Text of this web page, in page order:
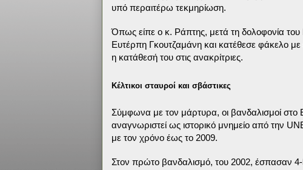
υπό περαιτέρω τεκμηρίωση.
Όπως είπε ο κ. Ράπτης, μετά τη δολοφονία
Ευτέρπη Γκουτζαμάνη και κατέθεσε φάκελο
η κατάθεσή του στις ανακρίτριες.
Κέλτικοι σταυροί και σβάστικες
Σύμφωνα με τον μάρτυρα, οι βανδαλισμοί
αναγνωριστεί ως ιστορικό μνημείο από την
με τον χρόνο έως το 2009.
Στον πρώτο βανδαλισμό, του 2002, έσπασαν